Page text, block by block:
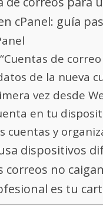
cPanel: guía
de
de la nueva
vez desde
en tu
cuentas y
dispositivos
no
es tu